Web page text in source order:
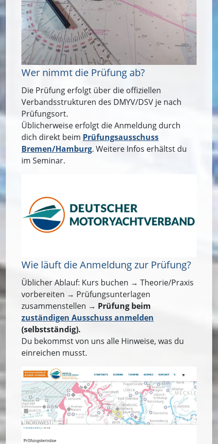
Wer nimmt die Prüfung ab?
Die Prüfung erfolgt über die offiziellen
Verbandsstrukturen des DMYV/DSV je nach
Prüfungsort.
Üblicherweise erfolgt die Anmeldung durch
dich direkt beim Prüfungsausschuss
Bremen/Hamburg. Weitere Infos erhältst du
im Seminar.
Wie läuft die Anmeldung zur Prüfung?
Üblicher Ablauf: Kurs buchen → Theorie/Praxis
vorbereiten → Prüfungsunterlagen
zusammenstellen → Prüfung beim
zuständigen Ausschuss anmelden
(selbstständig).
Du bekommst von uns alle Hinweise, was du
einreichen musst.